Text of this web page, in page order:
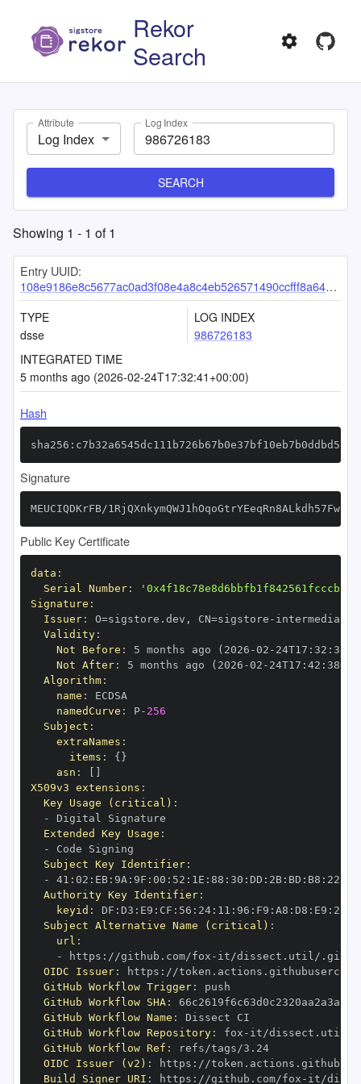
Rekor
Search
Attribute
Log Index
Log Index
SEARCH
Showing 1 - 1 of1
Entry UUID:
108e9186e8c5677ac0ad3f08e4a8c4eb526571490ccfff8a6436c0f1ed446e9b9878ac5cccdf018e
TYPE
dsse
LOG INDEX
986726183
INTEGRATED TIME
5 months ago (2026-02-24T17:32:41+00:00)
Hash
Signature
MEUCIQDKrFB/
Public Key Certificate
data :
Serial Number:
Signature :
Issuer: O=sigstore.dev , CN=sigstore -
Validity:
Not Before : 5 months ago (2026 -02 - 24T17 : 32 :
Not After: 5 months ago (2026 -02 - 24T17 : 42 : 38+00
Algorithm:
name :
namedCurve : P- 256
Subject :
extraNames :
items : { }
asn :
X509v3 extensions :
Key Usage (critical) :
-
Extended Key Usage :
-
Subject Key Identifier:
-
41 : 02 : EB: 9A : 9F : 00 : 52 : 1E : 88 : 30 : DD : 2B: BD : B8 : 22
Authority Key Identifier:
keyid : DF : D3 : E9 : CF : 56 : 24: 11 : 96 : F9 : A8 : D8 : E9 : 28
Subject Alternative Name (critical) :
url :
-
https : //github.com/fox - it/dissect.util/
OIDC Issuer: https :
GitHub Workflow Trigger:
GitHub Workflow SHA:
GitHub Workflow Name :
GitHub Workflow Repository: fox -
GitHub Workflow Ref :
refs/tags/3.24
OIDC Issuer (v2) : https :
Build Signer URI : https : //github.com/fox - it/